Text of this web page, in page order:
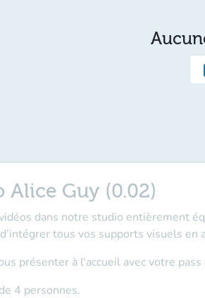
Alice Guy (0.02)
dans notre studio entièrement
tous vos supports visuels en
présenter à l'accueil avec votre
4 personnes.